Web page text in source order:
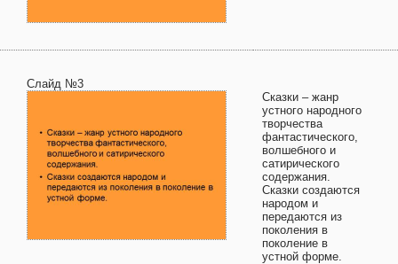
Слайд №3
Сказки – жанр
устного народного
творчества
фантастического,
волшебного и
сатирического
содержания.
Сказки создаются
народом и
передаются из
поколения в
поколение в
устной форме.